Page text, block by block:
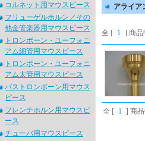
コルネット用マウスピース
フリューゲルホルン／その
他金管楽器用マウスピース
トロンボーン・ユーフォニ
アム細管用マウスピース
トロンボーン・ユーフォニ
アム太管用マウスピース
バストロンボーン用マウス
ピース
フレンチホルン用マウスピ
ース
チューバ用マウスピース
アライア
全 [ 1 ] 商品
全 [ 1 ] 商